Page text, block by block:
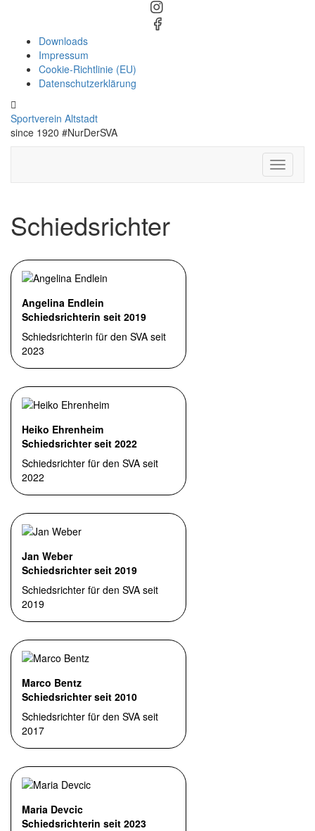
Downloads
Impressum
Cookie-Richtlinie (EU)
Datenschutzerklärung
Sportverein Altstadt
since 1920 #NurDerSVA
Toggle
Schiedsrichter
Angelina Endlein
Schiedsrichterin seit 2019
Schiedsrichterin für den SVA seit
2023
Heiko Ehrenheim
Schiedsrichter seit 2022
Schiedsrichter für den SVA seit
2022
Jan Weber
Schiedsrichter seit 2019
Schiedsrichter für den SVA seit
2019
Marco Bentz
Schiedsrichter seit 2010
Schiedsrichter für den SVA seit
2017
Maria Devcic
Schiedsrichterin seit 2023